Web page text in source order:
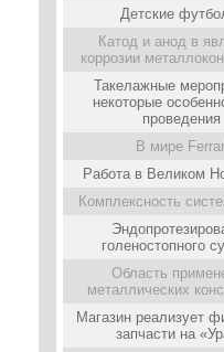
Детские
Катод и анод в
коррозии
Такелажные
некоторые
проведения
В мире
Работа в Великом
Комплексность
голеностопного
Область
металлических
Магазин реализует
запчасти на